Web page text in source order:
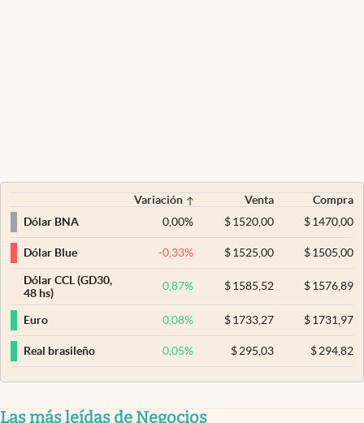
Variación Venta
Compra
Dólar BNA
0,00% $ 1520,00 $1470,00
Dólar Blue -0,33% $ 1525,00 $1505,00
Dólar CCL (GD30,
48 hs)
0,87% $ 1585,52 $1576,89
Euro 0,08% $ 1733,27 $1731,97
Real brasileño 0,05% $ 295,03 $294,82
Las más leídas de Negocios